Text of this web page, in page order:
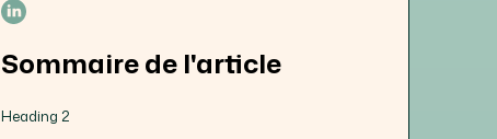
Sommaire de l'article
Heading 2